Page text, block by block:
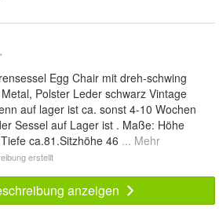
*
Egg Chair mit dreh-schwing
Polster Leder schwarz Vintage
auf lager ist ca. sonst 4-10 Wochen
Sessel auf Lager ist . Maße: Höhe
ca.81.Sitzhöhe 46 ... Mehr
erstellt
anzeigen